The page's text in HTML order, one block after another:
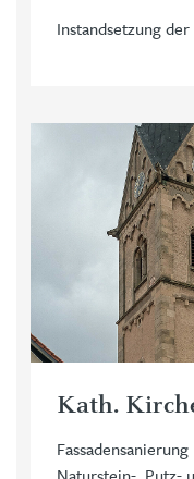
Instandsetzung
Kath.